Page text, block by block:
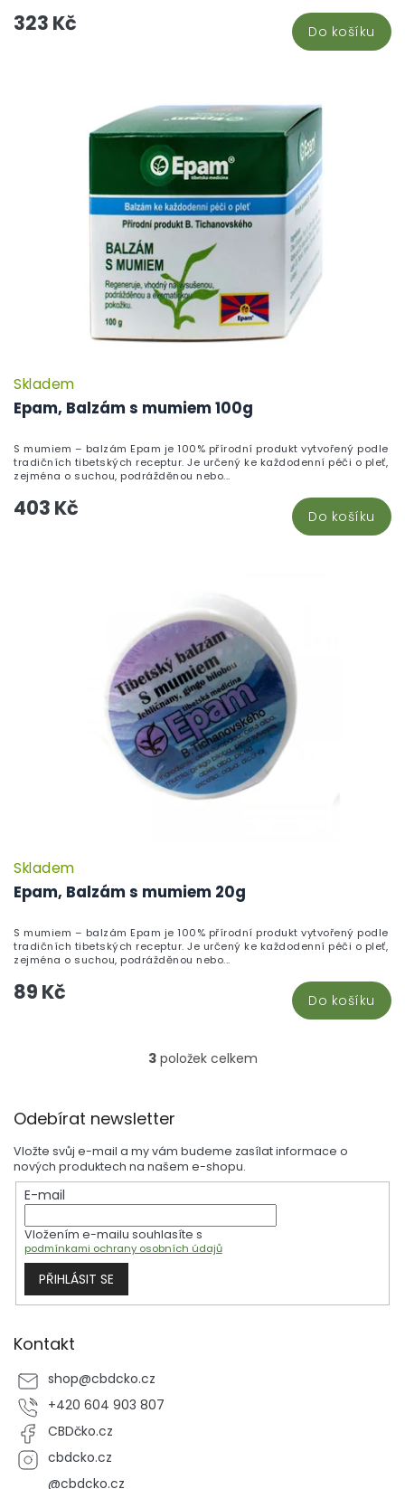
323 Kč Do košíku
Epam, Balzám s mumiem 100g
Skladem
403 Kč Do košíku
S mumiem – balzám Epam je 100% přírodní produkt vytvořený podle
tradičních tibetských receptur. Je určený ke každodenní péči o pleť,
zejména o suchou, podrážděnou nebo...
Epam, Balzám s mumiem 20g
Skladem
89 Kč Do košíku
S mumiem – balzám Epam je 100% přírodní produkt vytvořený podle
tradičních tibetských receptur. Je určený ke každodenní péči o pleť,
zejména o suchou, podrážděnou nebo...
O
a
c
í
p
r
v
k
ý
3položek celkem
Odebírat newsletter
Vložte svůj e-mail a my vám budeme zasílat informace o
nových produktech na našem e-shopu.
E-mail
Vložením e-mailu souhlasíte s
podmínkami ochrany osobních údajů
PŘIHLÁSIT SE
Kontakt
shop@cbdcko.cz
+420 604 903 807
CBDčko.cz
cbdcko.cz
@cbdcko.cz